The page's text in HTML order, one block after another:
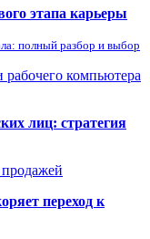
этапа карьеры
полный разбор и выбор
компьютера
лиц: стратегия
переход к